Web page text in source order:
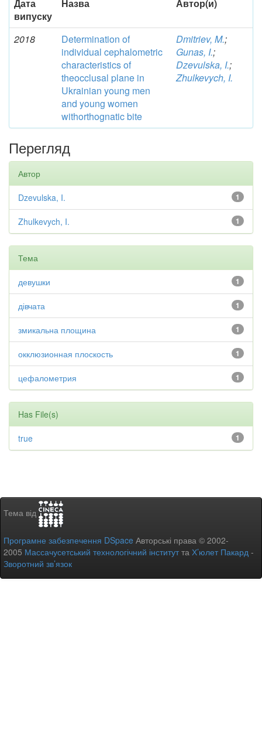
Дата
випуску
Назва Автор(и)
2018
Determination of
individual cephalometric
characteristics of
theocclusal plane in
Ukrainian young men
and young women
withorthognatic bite
Dmitriev, M.;
Gunas, I.;
Dzevulska, I.;
Zhulkevych, I.
Перегляд
Автор
1
Dzevulska, I.
1
Zhulkevych, I.
Тема
1
девушки
1
дівчата
1
змикальна площина
1
окклюзионная плоскость
1
цефалометрия
Has File(s)
1
true
Тема від
Програмне забезпечення DSpace Авторські права © 2002-
2005 Массачусетський технологічний інститутта Х’юлет Пакард -
Зворотний зв’язок